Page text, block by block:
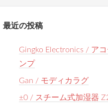
最近の投稿
Gingko Electronics / ア
ンプ
Gan / モディカラグ
±0 / スチーム式加湿器